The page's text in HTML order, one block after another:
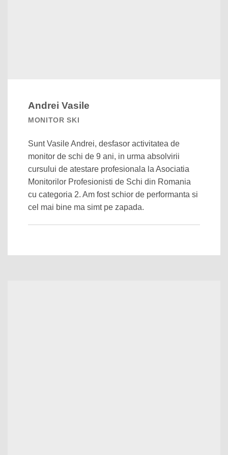
Andrei Vasile
MONITOR SKI
Sunt Vasile Andrei, desfasor activitatea de
monitor de schi de 9 ani, in urma absolvirii
cursului de atestare profesionala la Asociatia
Monitorilor Profesionisti de Schi din Romania
cu categoria 2. Am fost schior de performanta si
cel mai bine ma simt pe zapada.